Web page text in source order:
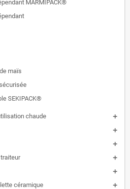
MARMIPACK®
maïs
SEKIPACK®
chaude
céramique